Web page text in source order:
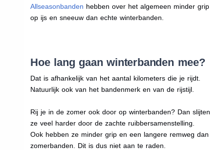
Allseasonbanden hebben over het algemeen minder grip
op ijs en sneeuw dan echte winterbanden.
Hoe lang gaan winterbanden mee?
Dat is afhankelijk van het aantal kilometers die je rijdt.
Natuurlijk ook van het bandenmerk en van de rijstijl.
Rij je in de zomer ook door op winterbanden? Dan slijten
ze veel harder door de zachte ruibbersamenstelling.
Ook hebben ze minder grip en een langere remweg dan
zomerbanden. Dit is dus niet aan te raden.